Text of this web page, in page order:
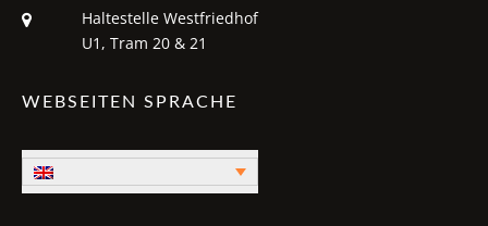
Haltestelle Westfriedhof
U1, Tram 20 & 21
WEBSEITEN SPRACHE